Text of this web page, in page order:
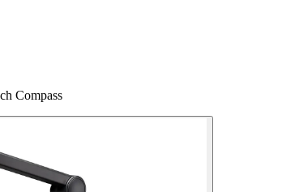
Compass